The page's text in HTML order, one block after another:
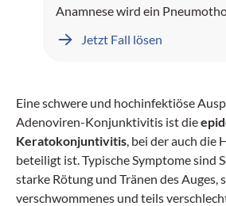
Anamnese wird ein
Jetzt Fall lösen
Eine schwere und hochinfektiöse
Adenoviren-Konjunktivitis ist die
Keratokonjuntivitis , bei der auch
beteiligt ist. Typische Symptome sind
starke Rötung und Tränen des Auges,
verschwommenes und teils